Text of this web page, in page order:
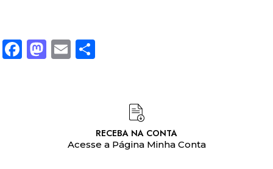
Facebook
Mastodon
Email
RECEBA NA CONTA
Acesse a Página Minha Conta